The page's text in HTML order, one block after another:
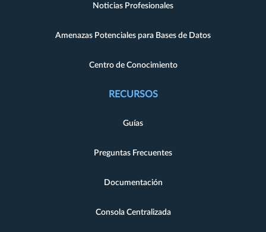
Noticias Profesionales
Amenazas Potenciales para Bases de Datos
Centro de Conocimiento
RECURSOS
Guías
Preguntas Frecuentes
Documentación
Consola Centralizada